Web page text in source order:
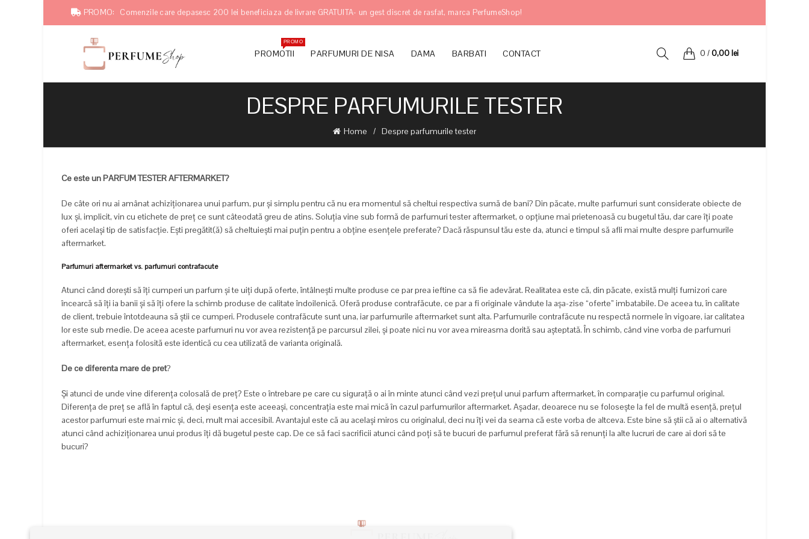
PROMO: Comenzile care depasesc 200 lei beneficiaza de livrare GRATUITA- un gest discret de rasfat, marca PerfumeShop!
PROMOTII
PROMO
PARFUMURI DE NISA DAMA BARBATI CONTACT 0 /0,00 lei
DESPRE PARFUMURILE TESTER
Home Despre parfumurile tester
Ce este un PARFUM TESTER AFTERMARKET?
De câte ori nu ai amânat achiziționarea unui parfum, pur și simplu pentru că nu era momentul să cheltui respectiva sumă de bani? Din păcate, multe parfumuri sunt considerate obiecte de
lux și, implicit, vin cu etichete de preț ce sunt câteodată greu de atins. Soluția vine sub formă de parfumuri tester aftermarket, o opțiune mai prietenoasă cu bugetul tău, dar care îți poate
oferi același tip de satisfacție. Ești pregătit(ă) să cheltuiești mai puțin pentru a obține esențele preferate? Dacă răspunsul tău este da, atunci e timpul să afli mai multe despre parfumurile
aftermarket.
Parfumuri aftermarket vs. parfumuri contrafacute
Atunci când dorești să îți cumperi un parfum și te uiți după oferte, întâlnești multe produse ce par prea ieftine ca să fie adevărat. Realitatea este că, din păcate, există mulți furnizori care
încearcă să îți ia banii și să îți ofere la schimb produse de calitate îndoilenică. Oferă produse contrafăcute, ce par a fi originale vândute la așa-zise “oferte” imbatabile. De aceea tu, în calitate
de client, trebuie întotdeauna să știi ce cumperi. Produsele contrafăcute sunt una, iar parfumurile aftermarket sunt alta. Parfumurile contrafăcute nu respectă normele în vigoare, iar calitatea
lor este sub medie. De aceea aceste parfumuri nu vor avea rezistență pe parcursul zilei, și poate nici nu vor avea mireasma dorită sau așteptată. În schimb, când vine vorba de parfumuri
aftermarket, esența folosită este identică cu cea utilizată de varianta originală.
De ce diferenta mare de pret?
Și atunci de unde vine diferența colosală de preț? Este o întrebare pe care cu sigurață o ai în minte atunci când vezi prețul unui parfum aftermarket, în comparație cu parfumul original.
Diferența de preț se află în faptul că, deși esența este aceeași, concentrația este mai mică în cazul parfumurilor aftermarket. Așadar, deoarece nu se folosește la fel de multă esență, prețul
acestor parfumuri este mai mic și, deci, mult mai accesibil. Avantajul este că au același miros cu originalul, deci nu îți vei da seama că este vorba de altceva. Este bine să știi că ai o alternativă
atunci când achiziționarea unui produs îți dă bugetul peste cap. De ce să faci sacrificii atunci când poți să te bucuri de parfumul preferat fără să renunți la alte lucruri de care ai dori să te
bucuri?